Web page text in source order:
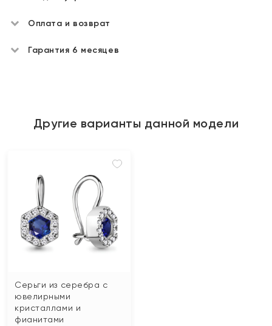
Оплата и возврат
Гарантия 6 месяцев
Другие варианты данной модели
Серьги из серебра с
ювелирными
кристаллами и
фианитами